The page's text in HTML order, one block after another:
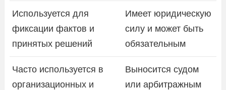
Используется для
фиксации фактов и
принятых решений
Имеет юридическую
силу и может быть
обязательным
Часто используется в
организационных и
Выносится судом
или арбитражным